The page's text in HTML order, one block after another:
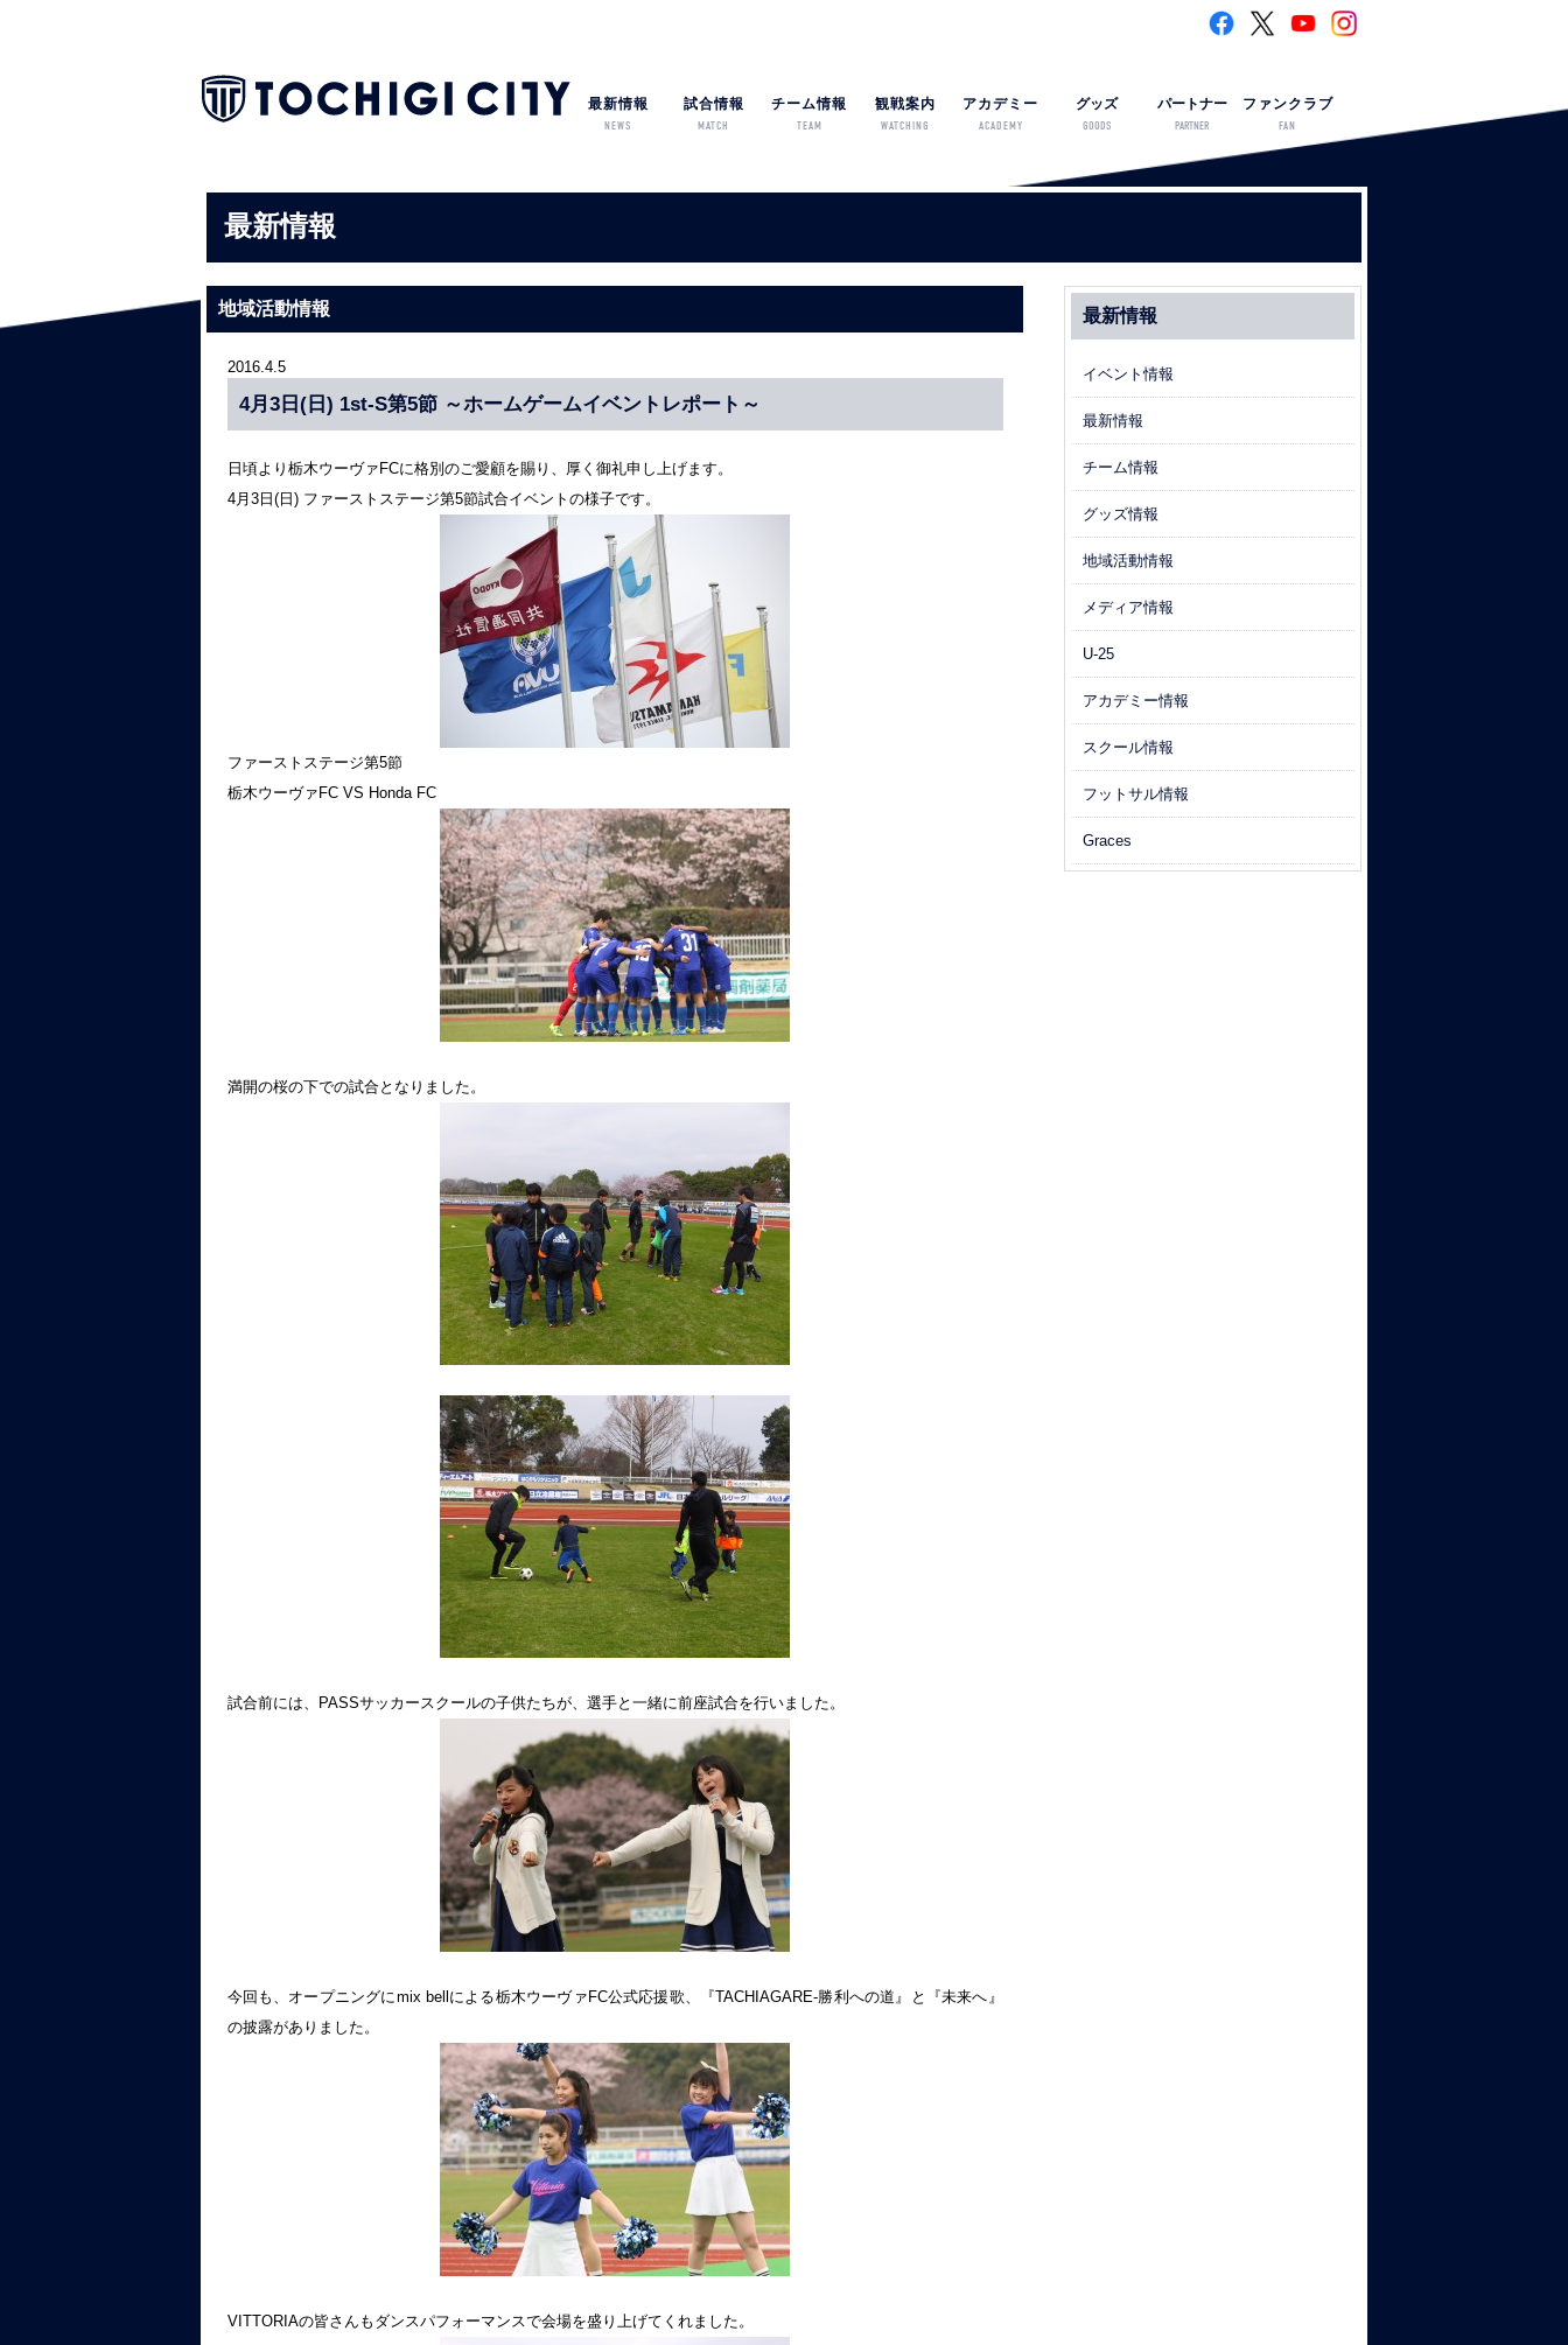
最新情報
NEWS
試合情報
MATCH
チーム情報
TEAM
観戦案内
WATCHING
アカデミー
ACADEMY
グッズ
GOODS
パートナー
PARTNER
ファンクラブ
FAN
最新情報
地域活動情報
2016.4.5
4月3日(日) 1st-S第5節 ～ホームゲームイベントレポート～
日頃より栃木ウーヴァFCに格別のご愛顧を賜り、厚く御礼申し上げます。
4月3日(日) ファーストステージ第5節試合イベントの様子です。
ファーストステージ第5節
栃木ウーヴァFC VS Honda FC
満開の桜の下での試合となりました。
試合前には、PASSサッカースクールの子供たちが、選手と一緒に前座試合を行いました。
今回も、オープニングにmix bellによる栃木ウーヴァFC公式応援歌、『TACHIAGARE-勝利への道』と『未来へ』
の披露がありました。
VITTORIAの皆さんもダンスパフォーマンスで会場を盛り上げてくれました。
最新情報
イベント情報
最新情報
チーム情報
グッズ情報
地域活動情報
メディア情報
U-25
アカデミー情報
スクール情報
フットサル情報
Graces